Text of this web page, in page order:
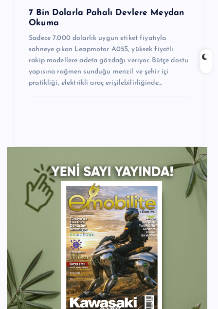
7 Bin Dolarla Pahalı Devlere Meydan
Okuma
Sadece 7.000 dolarlık uygun etiket fiyatıyla
sahneye çıkan Leapmotor A05S, yüksek fiyatlı
rakip modellere adeta gözdağı veriyor. Bütçe dostu
yapısına rağmen sunduğu menzil ve şehir içi
pratikliği, elektrikli araç erişilebilirliğinde…